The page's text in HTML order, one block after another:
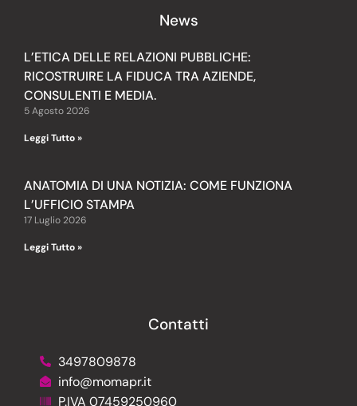
News
L’ETICA DELLE RELAZIONI PUBBLICHE:
RICOSTRUIRE LA FIDUCA TRA AZIENDE,
CONSULENTI E MEDIA.
5 Agosto 2026
Leggi Tutto »
ANATOMIA DI UNA NOTIZIA: COME FUNZIONA
L’UFFICIO STAMPA
17 Luglio 2026
Leggi Tutto »
Contatti
3497809878
info@momapr.it
P.IVA 07459250960